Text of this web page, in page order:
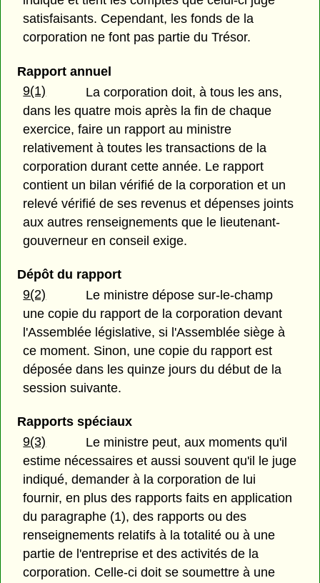
satisfaisants. Cependant, les fonds de la
corporation ne font pas partie du Trésor.
Rapport annuel
9(1)
La corporation doit, à tous les ans,
dans les quatre mois après la fin de chaque
exercice, faire un rapport au ministre
relativement à toutes les transactions de la
corporation durant cette année. Le rapport
contient un bilan vérifié de la corporation et un
relevé vérifié de ses revenus et dépenses joints
aux autres renseignements que le lieutenant-
gouverneur en conseil exige.
Dépôt du rapport
9(2)
Le ministre dépose sur-le-champ
une copie du rapport de la corporation devant
l'Assemblée législative, si l'Assemblée siège à
ce moment. Sinon, une copie du rapport est
déposée dans les quinze jours du début de la
session suivante.
Rapports spéciaux
9(3)
Le ministre peut, aux moments qu'il
estime nécessaires et aussi souvent qu'il le juge
indiqué, demander à la corporation de lui
fournir, en plus des rapports faits en application
du paragraphe (1), des rapports ou des
renseignements relatifs à la totalité ou à une
partie de l'entreprise et des activités de la
corporation. Celle-ci doit se soumettre à une